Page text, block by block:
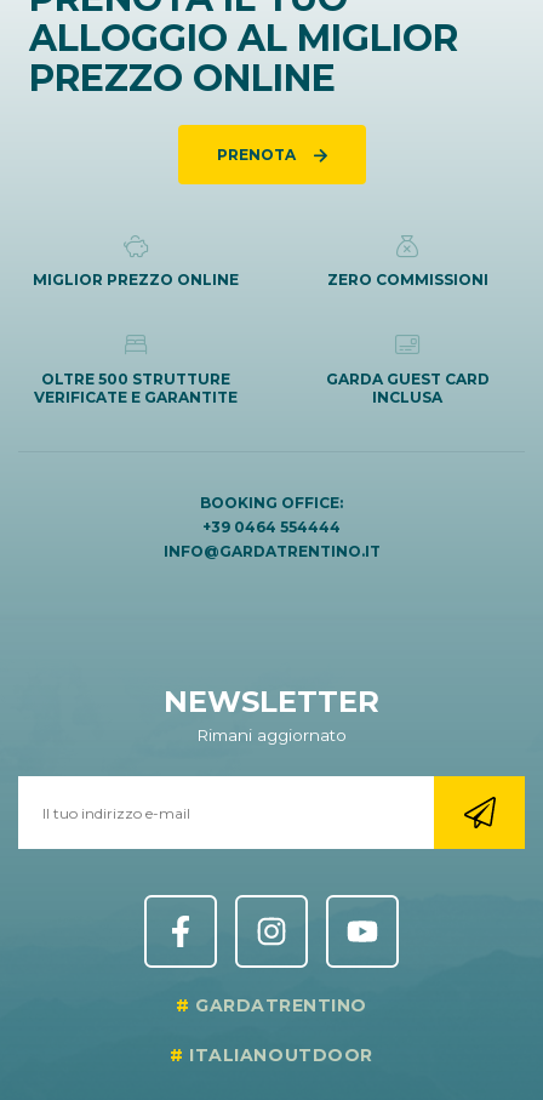
ALLOGGIO AL MIGLIOR
PREZZO ONLINE
PRENOTA
MIGLIOR PREZZO ONLINE ZERO COMMISSIONI
OLTRE 500 STRUTTURE
VERIFICATE E GARANTITE
GARDA GUEST CARD
INCLUSA
BOOKING OFFICE:
+39 0464 554444
INFO@GARDATRENTINO.IT
NEWSLETTER
Rimani aggiornato
GARDATRENTINO
ITALIANOUTDOOR